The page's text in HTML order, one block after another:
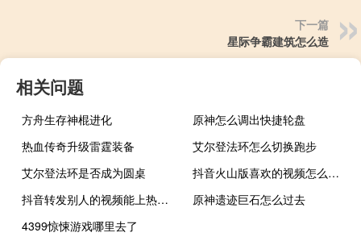
下一篇
星际争霸建筑怎么造
相关问题
方舟生存神棍进化
原神怎么调出快捷轮盘
热血传奇升级雷霆装备
艾尔登法环怎么切换跑步
艾尔登法环是否成为圆桌
抖音火山版喜欢的视频怎么删除
抖音转发别人的视频能上热门吗
原神遗迹巨石怎么过去
4399惊悚游戏哪里去了